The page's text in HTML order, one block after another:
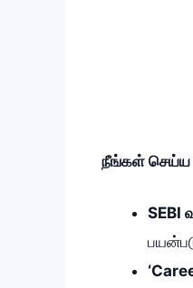
நீங்கள் செய்ய
SEBI